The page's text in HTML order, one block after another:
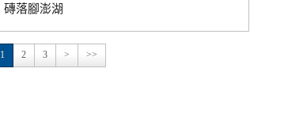
磚落腳澎湖
1 2 3 > >>